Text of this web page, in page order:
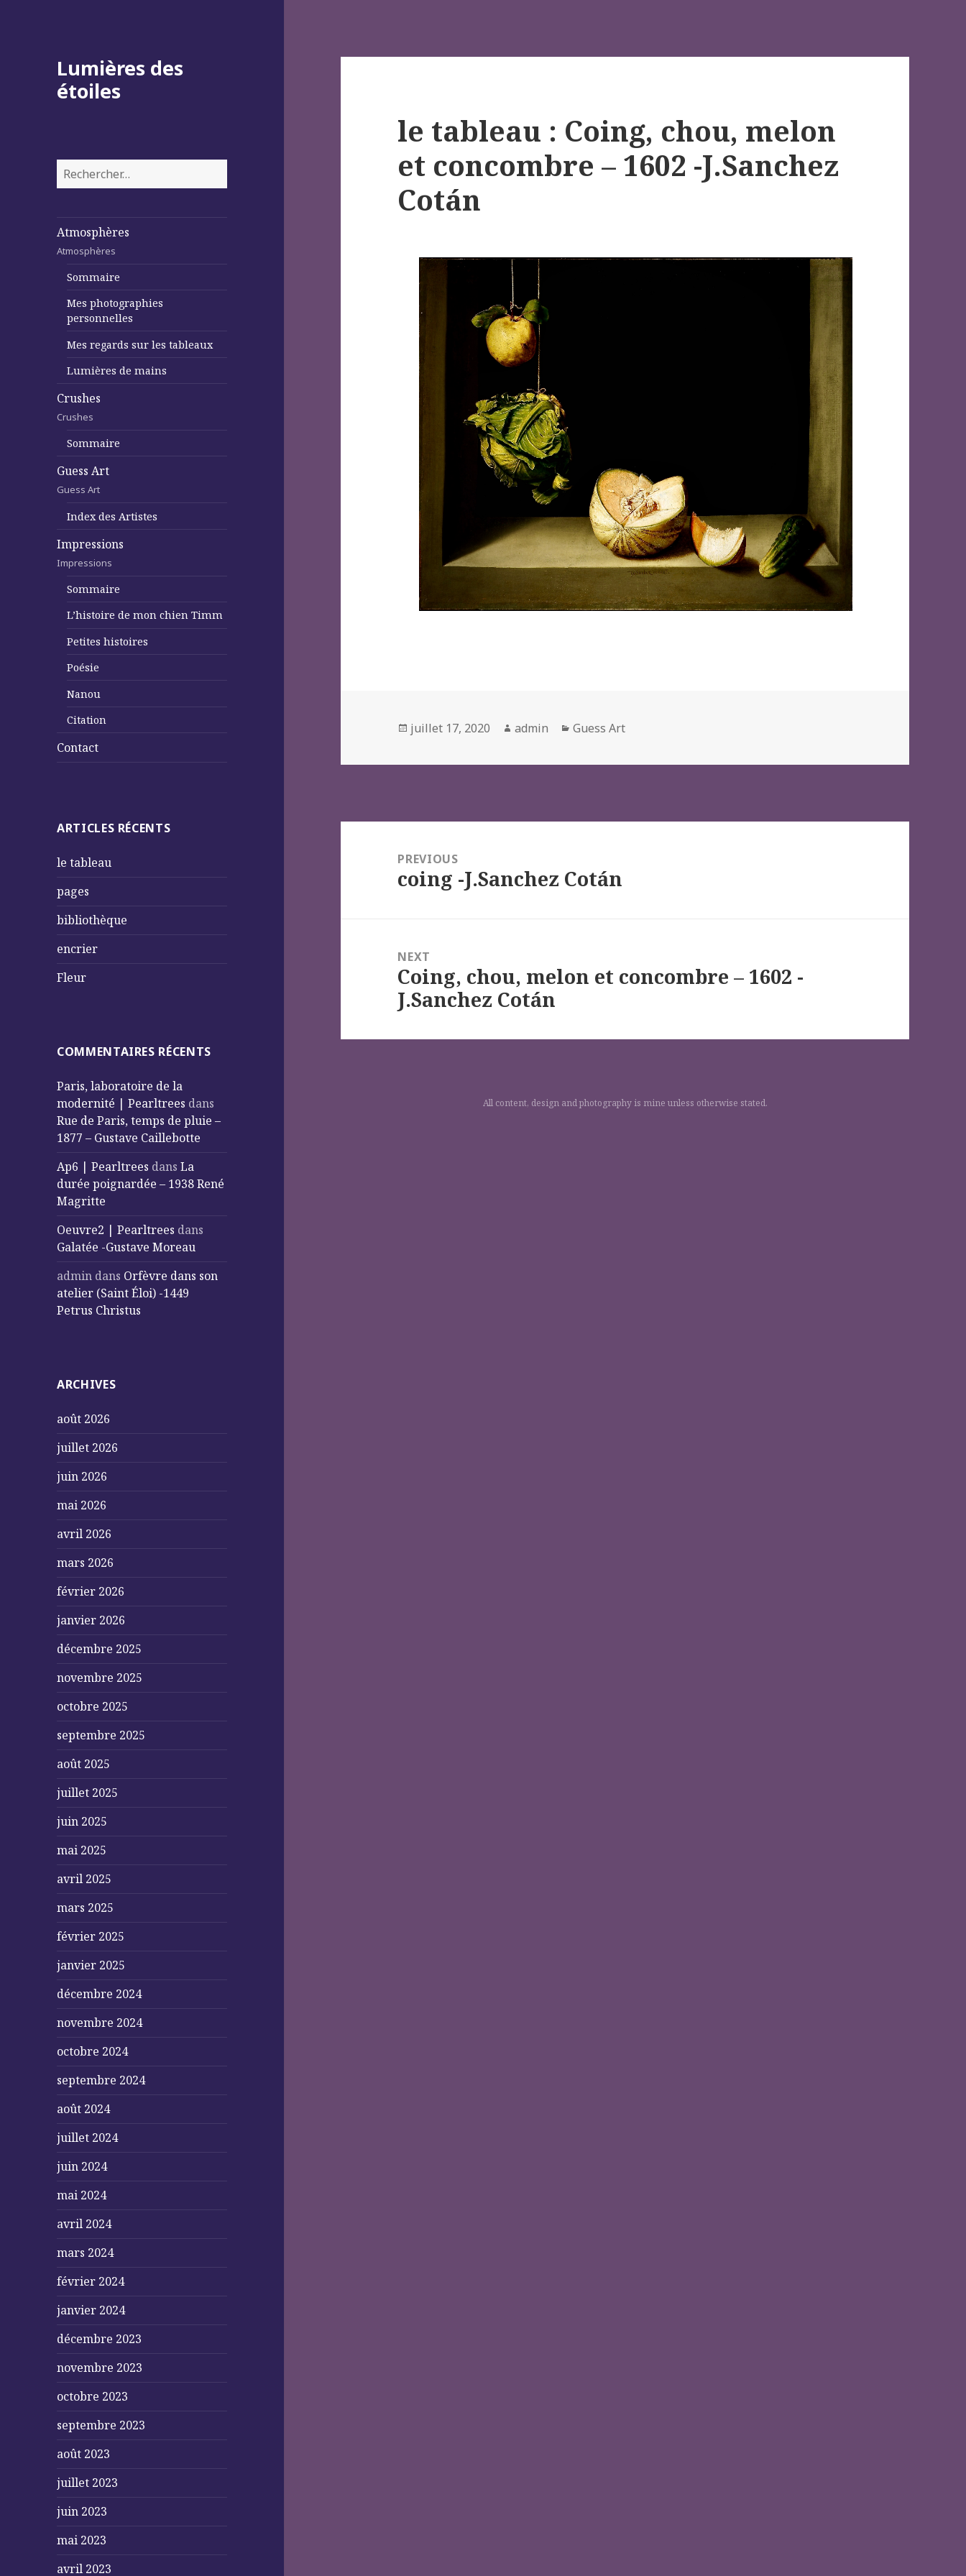
Lumières des
étoiles
Rechercher :
Atmosphères
Atmosphères
Sommaire
Mes photographies
personnelles
Mes regards sur les tableaux
Lumières de mains
Crushes
Crushes
Sommaire
Guess Art
Guess Art
Index des Artistes
Impressions
Impressions
Sommaire
L’histoire de mon chien Timm
Petites histoires
Poésie
Nanou
Citation
Contact
ARTICLES RÉCENTS
le tableau
pages
bibliothèque
encrier
Fleur
COMMENTAIRES RÉCENTS
Paris, laboratoire de la
modernité | Pearltrees dans
Rue de Paris, temps de pluie –
1877 – Gustave Caillebotte
Ap6 | Pearltrees dansLa
durée poignardée – 1938 René
Magritte
Oeuvre2 | Pearltrees dans
Galatée -Gustave Moreau
admin dans Orfèvre dans son
atelier (Saint Éloi) -1449
Petrus Christus
ARCHIVES
août 2026
juillet 2026
juin 2026
mai 2026
avril 2026
mars 2026
février 2026
janvier 2026
décembre 2025
novembre 2025
octobre 2025
septembre 2025
août 2025
juillet 2025
juin 2025
mai 2025
avril 2025
mars 2025
février 2025
janvier 2025
décembre 2024
novembre 2024
octobre 2024
septembre 2024
août 2024
juillet 2024
juin 2024
mai 2024
avril 2024
mars 2024
février 2024
janvier 2024
décembre 2023
novembre 2023
octobre 2023
septembre 2023
août 2023
juillet 2023
juin 2023
mai 2023
avril 2023
le tableau : Coing, chou, melon
et concombre – 1602 -J.Sanchez
Cotán
Posted
juillet 17, 2020 Author
admin Categories
Guess Art
l’article
PREVIOUS
Previous
coing -J.Sanchez Cotán
NEXT
Next
post:
Coing, chou, melon et concombre – 1602 -
J.Sanchez Cotán
All content, design and photography is mine unless otherwise stated.